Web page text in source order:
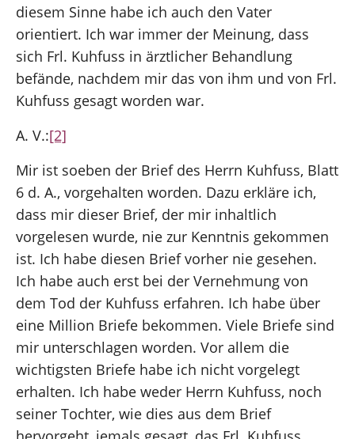
diesem Sinne habe ich auch den Vater
orientiert. Ich war immer der Meinung, dass
sich Frl. Kuhfuss in ärztlicher Behandlung
befände, nachdem mir das von ihm und von Frl.
Kuhfuss gesagt worden war.
A. V.:[2]
Mir ist soeben der Brief des Herrn Kuhfuss, Blatt
6 d. A., vorgehalten worden. Dazu erkläre ich,
dass mir dieser Brief, der mir inhaltlich
vorgelesen wurde, nie zur Kenntnis gekommen
ist. Ich habe diesen Brief vorher nie gesehen.
Ich habe auch erst bei der Vernehmung von
dem Tod der Kuhfuss erfahren. Ich habe über
eine Million Briefe bekommen. Viele Briefe sind
mir unterschlagen worden. Vor allem die
wichtigsten Briefe habe ich nicht vorgelegt
erhalten. Ich habe weder Herrn Kuhfuss, noch
seiner Tochter, wie dies aus dem Brief